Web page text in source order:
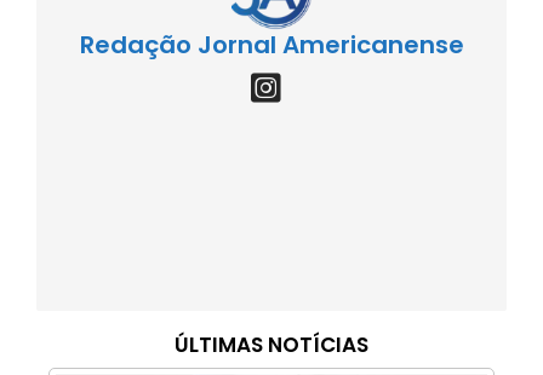
Redação Jornal Americanense
ÚLTIMAS NOTÍCIAS